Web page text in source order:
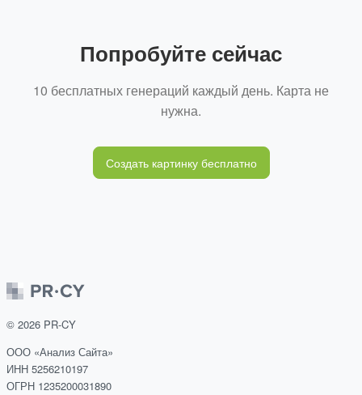
Попробуйте сейчас
10 бесплатных генераций каждый день. Карта не
нужна.
Создать картинку бесплатно
© 2026 PR-CY
ООО «Анализ Сайта»
ИНН 5256210197
ОГРН 1235200031890